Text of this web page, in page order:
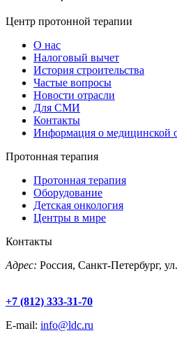
Центр протонной терапии
О нас
Налоговый вычет
История строительства
Частые вопросы
Новости отрасли
Для СМИ
Контакты
Информация о медицинской
Протонная терапия
Протонная терапия
Оборудование
Детская онкология
Центры в мире
Контакты
Адрес: Россия, Санкт-Петербург,
+7 (812) 333-31-70
E-mail: info@ldc.ru